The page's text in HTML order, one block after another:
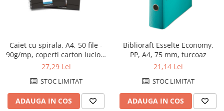
Caiet cu spirala, A4, 50 file -
90g/mp, coperti carton lucios,
AURORA Mano - dictando
27,29 Lei
STOC LIMITAT
ADAUGA IN COS
Biblioraft Esselte Economy,
PP, A4, 75 mm, turcoaz
21,14 Lei
STOC LIMITAT
ADAUGA IN COS